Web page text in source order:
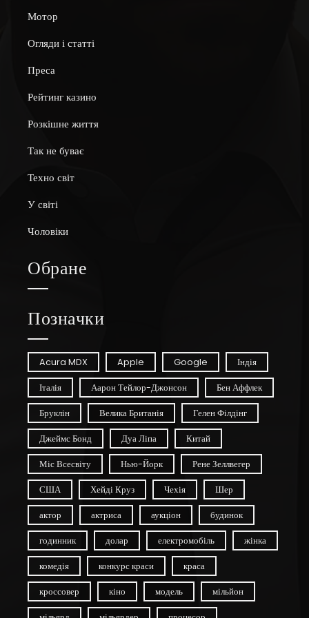
Мотор
Огляди і статті
Преса
Рейтинг казино
Розкішне життя
Так не буває
Техно світ
У світі
Чоловіки
Обране
Позначки
Acura MDX Apple Google Індія
Італія Аарон Тейлор-Джонсон Бен Аффлек
Бруклін Велика Британія Гелен Філдінг
Джеймс Бонд Дуа Ліпа Китай
Міс Всесвіту Нью-Йорк Рене Зеллвегер
США Хейді Круз Чехія Шер
актор актриса аукціон будинок
годинник долар електромобіль жінка
комедія конкурс краси краса
кроссовер кіно модель мільйон